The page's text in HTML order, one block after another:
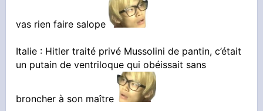
vas rien faire salope
Italie : Hitler traité privé Mussolini de pantin, c’était
un putain de ventriloque qui obéissait sans
broncher à son maître